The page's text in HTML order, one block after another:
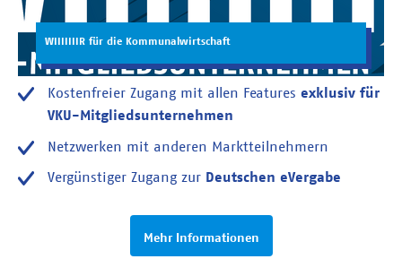
WIIIIIIIR für die Kommunalwirtschaft
Kostenfreier Zugang mit allen Features exklusiv für
VKU-Mitgliedsunternehmen
Netzwerken mit anderen Marktteilnehmern
Vergünstiger Zugang zur Deutschen eVergabe
Mehr Informationen